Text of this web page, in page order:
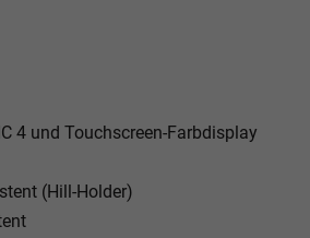
4 und Touchscreen-Farbdisplay
(Hill-Holder)